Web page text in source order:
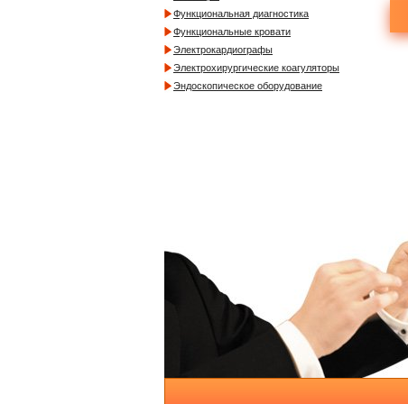
Функциональная диагностика
Функциональные кровати
Электрокардиографы
Электрохирургические коагуляторы
Эндоскопическое оборудование